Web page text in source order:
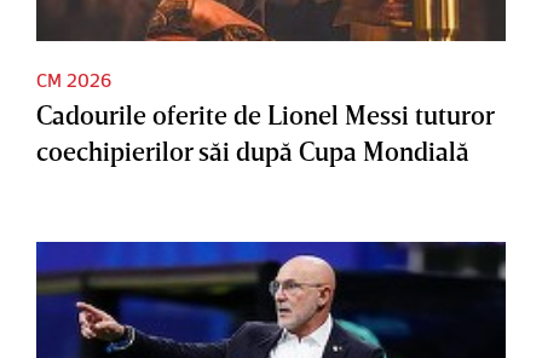
CM 2026
Cadourile oferite de Lionel Messi tuturor
coechipierilor săi după Cupa Mondială